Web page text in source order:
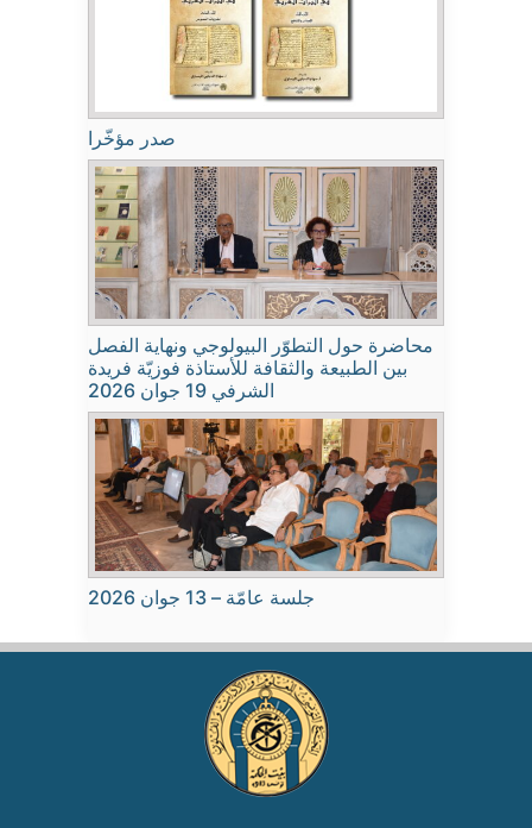
صدر مؤخّرا
محاضرة حول التطوّر البيولوجي ونهاية الفصل
بين الطبيعة والثقافة للأستاذة فوزيّة فريدة
الشرفي 19 جوان 2026
جلسة عامّة – 13 جوان 2026